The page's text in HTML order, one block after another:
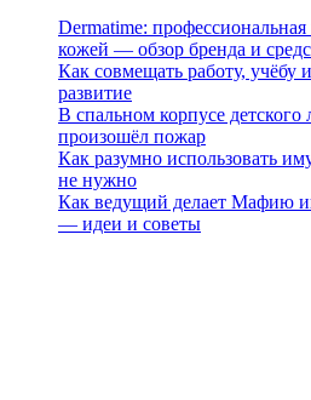
Dermatime: профессиональная
кожей — обзор бренда и
Как совмещать работу, учёбу
развитие
В спальном корпусе детского
произошёл пожар
Как разумно использовать
не нужно
Как ведущий делает Мафию
— идеи и советы